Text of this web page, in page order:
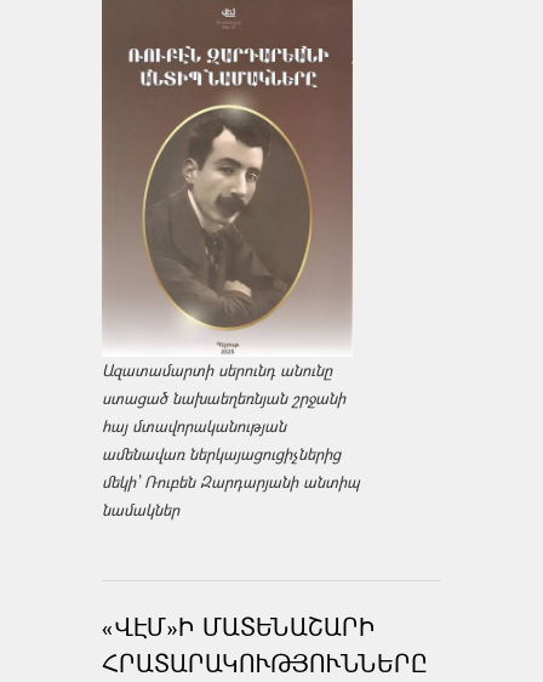
Ազատամարտի սերունդ անունը
ստացած նախաեղեռնյան շրջանի
հայ մտավորականության
ամենավառ ներկայացուցիչներից
մեկի՝ Ռուբեն Զարդարյանի անտիպ
նամակներ
«ՎԷՄ»Ի ՄԱՏԵՆԱՇԱՐԻ
ՀՐԱՏԱՐԱԿՈՒԹՅՈՒՆՆԵՐԸ